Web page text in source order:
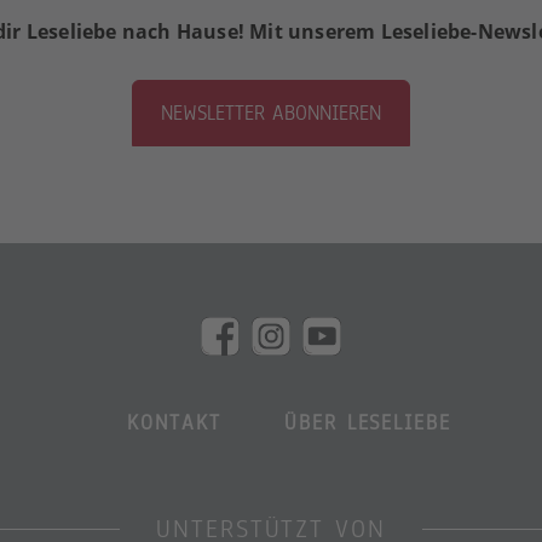
Leseliebe nach Hause! Mit unserem Leseliebe-
NEWSLETTER ABONNIEREN
KONTAKT ÜBER LESELIEBE
UNTERSTÜTZT VON